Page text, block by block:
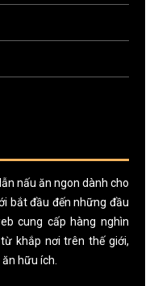
nấu ăn ngon dành cho
bắt đầu đến những đầu
cung cấp hàng nghìn
khắp nơi trên thế giới,
hữu ích.